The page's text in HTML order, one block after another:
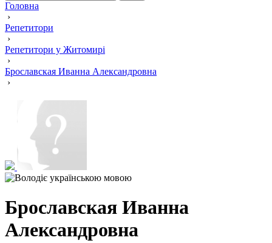
Головна
›
Репетитори
›
Репетитори у Житомирі
›
Брославская Иванна Александровна
›
Брославская Иванна
Александровна